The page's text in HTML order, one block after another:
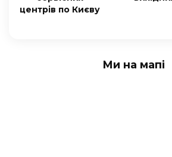
центрів по Києву
Ми на мапі